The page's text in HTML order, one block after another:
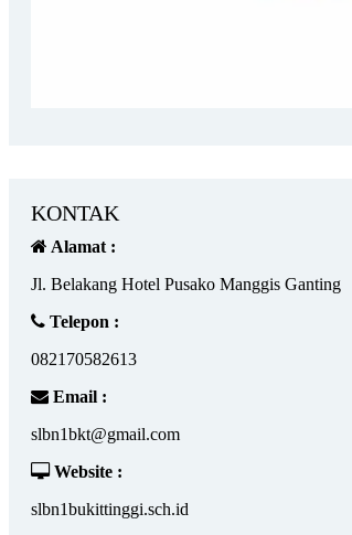
KONTAK
Alamat :
Jl. Belakang Hotel Pusako Manggis Ganting
Telepon :
082170582613
Email :
slbn1bkt@gmail.com
Website :
slbn1bukittinggi.sch.id